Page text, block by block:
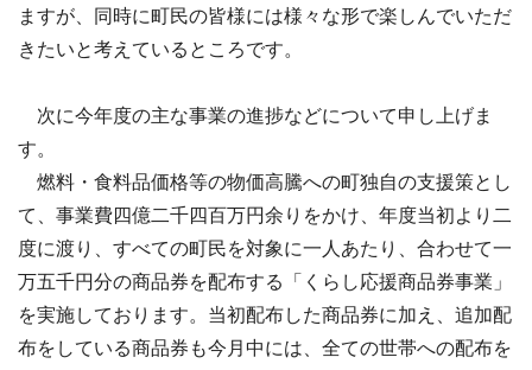
ますが、同時に町民の皆様には様々な形で楽しんでいただ
きたいと考えているところです。
次に今年度の主な事業の進捗などについて申し上げま
す。
燃料・食料品価格等の物価高騰への町独自の支援策とし
て、事業費四億二千四百万円余りをかけ、年度当初より二
度に渡り、すべての町民を対象に一人あたり、合わせて一
万五千円分の商品券を配布する「くらし応援商品券事業」
を実施しております。当初配布した商品券に加え、追加配
布をしている商品券も今月中には、全ての世帯への配布を